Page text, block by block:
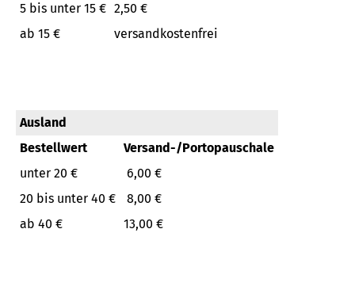
5 bis unter 15 € 2,50 €
ab 15 €
versandkostenfrei
Ausland
Bestellwert
Versand-/Portopauschale
unter 20 €
6,00 €
20 bis unter 40 €
8,00 €
ab 40 €
13,00 €